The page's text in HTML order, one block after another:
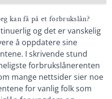
rente
med den laveste
et forbrukslån?
du sammenligne flere
kan få på et forbrukslån?
og det er vanskelig
å oppdatere sine
I skrivende stund
forbrukslånerenten
mange nettsider sier noe
for vanlig folk som